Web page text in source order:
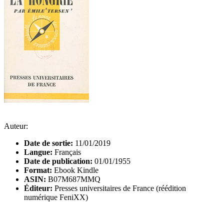
Auteur:
Date de sortie: 11/01/2019
Langue: Français
Date de publication: 01/01/1955
Format: Ebook Kindle
ASIN: B07M687MMQ
Éditeur: Presses universitaires de France (réédition
numérique FeniXX)